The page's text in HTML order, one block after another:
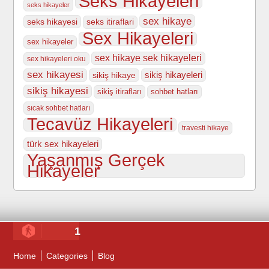
seks hikayeler
seks hikayesi seks itiraflari sex hikaye
sex hikayeler Sex Hikayeleri
sex hikayeleri oku sex hikaye sek hikayeleri
sex hikayesi sikiş hikaye sikiş hikayeleri
sikiş hikayesi sikiş itirafları sohbet hatları
sıcak sohbet hatları
Tecavüz Hikayeleri travesti hikaye
türk sex hikayeleri
Yaşanmış Gerçek
Hikayeler
1
Home Categories Blog